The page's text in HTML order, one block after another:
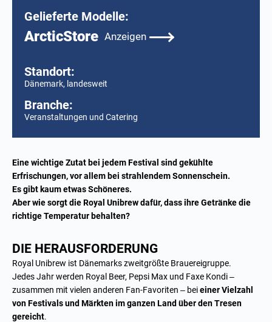
Gelieferte Modelle:
ArcticStore Anzeigen
Standort:
Dänemark, landesweit
Branche:
Veranstaltungen und Catering
Eine wichtige Zutat bei jedem Festival sind gekühlte
Erfrischungen, vor allem bei strahlendem Sonnenschein.
Es gibt kaum etwas Schöneres.
Aber wie sorgt die Royal Unibrew dafür, dass ihre Getränke die
richtige Temperatur behalten?
DIE HERAUSFORDERUNG
Royal Unibrew ist Dänemarks zweitgrößte Brauereigruppe.
Jedes Jahr werden Royal Beer, Pepsi Max und Faxe Kondi –
zusammen mit vielen anderen Fan-Favoriten – beieiner Vielzahl
von Festivals und Märkten im ganzen Land über den Tresen
gereicht.